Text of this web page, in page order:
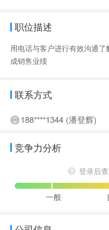
职位描述
用电话与客户进行有效沟通
成销售业绩
联系方式
188****1344 (潘登辉)
竞争力分析
登录后
一般